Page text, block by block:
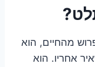
מהחיים, הוא
אחריו. הוא